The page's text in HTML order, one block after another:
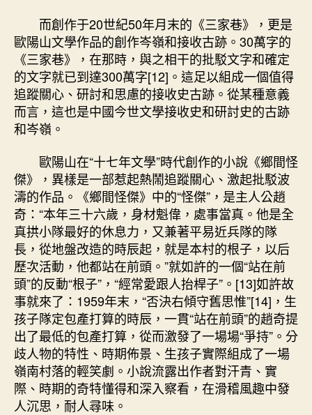
而創作于20世紀50年月末的《三家巷》，更是
歐陽山文學作品的創作岑嶺和接收古跡。30萬字的
《三家巷》，在那時，與之相干的批駁文字和確定
的文字就已到達300萬字[12]。這足以組成一個值得
追蹤關心、研討和思慮的接收史古跡。從某種意義
而言，這也是中國今世文學接收史和研討史的古跡
和岑嶺。
歐陽山在“十七年文學”時代創作的小說《鄉間怪
傑》，異樣是一部惹起熱鬧追蹤關心、激起批駁波
濤的作品。《鄉間怪傑》中的“怪傑”，是主人公趙
奇：“本年三十六歲，身材魁偉，處事當真。他是全
真拱小隊最好的休息力，又兼著平易近兵隊的隊
長，從地盤改造的時辰起，就是本村的根子，以后
歷次活動，他都站在前頭。”就如許的一個“站在前
頭”的反動“根子”，“經常愛跟人抬桿子”。[13]如許故
事就來了：1959年末，“否決右傾守舊思惟”[14]，生
孩子隊定包產打算的時辰，一貫“站在前頭”的趙奇提
出了最低的包產打算，從而激發了一場場“爭持”。分
歧人物的特性、時期佈景、生孩子實際組成了一場
嶺南村落的輕笑劇。小說流露出作者對汗青、實
際、時期的奇特懂得和深入察看，在滑稽風趣中發
人沉思，耐人尋味。